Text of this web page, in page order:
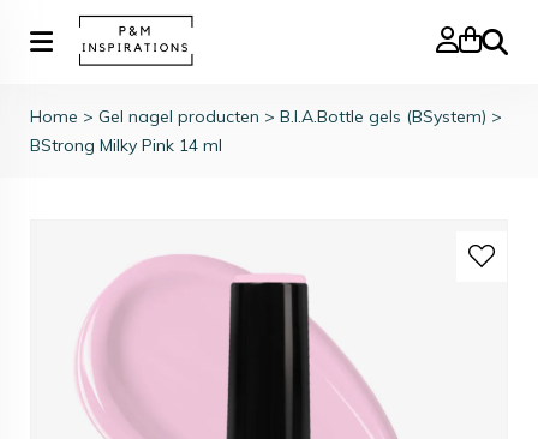
Zoeken
Home > Gel nagel producten > B.I.A.Bottle gels (BSystem) >
BStrong Milky Pink 14 ml